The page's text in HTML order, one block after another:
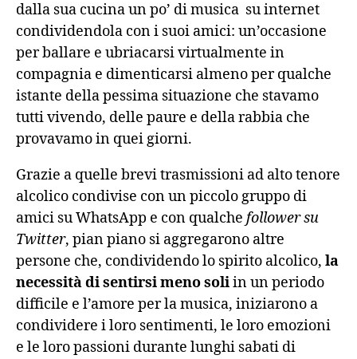
dalla sua cucina un po’ di musica su internet
condividendola con i suoi amici: un’occasione
per ballare e ubriacarsi virtualmente in
compagnia e dimenticarsi almeno per qualche
istante della pessima situazione che stavamo
tutti vivendo, delle paure e della rabbia che
provavamo in quei giorni.
Grazie a quelle brevi trasmissioni ad alto tenore
alcolico condivise con un piccolo gruppo di
amici su WhatsApp e con qualche follower su
Twitter, pian piano si aggregarono altre
persone che, condividendo lo spirito alcolico, la
necessità di sentirsi meno soliin un periodo
difficile e l’amore per la musica, iniziarono a
condividere i loro sentimenti, le loro emozioni
e le loro passioni durante lunghi sabati di